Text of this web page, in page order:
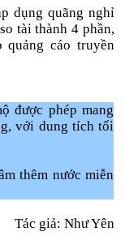
dụng quãng nghỉ
tài thành 4 phần,
quảng cáo truyền
được phép mang
với dung tích tối
thêm nước miễn
Tác giả: Như Yên